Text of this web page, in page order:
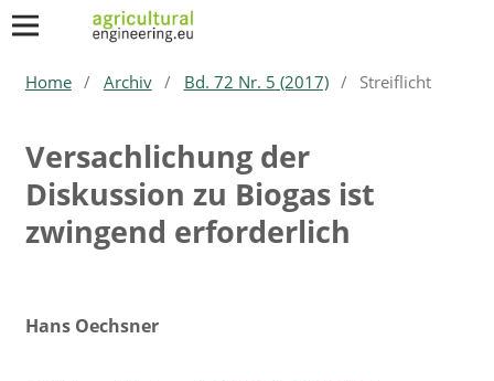
Home / Archiv / Bd. 72 Nr. 5 (2017) / Streiflicht
Versachlichung der
Diskussion zu Biogas ist
zwingend erforderlich
Hans Oechsner